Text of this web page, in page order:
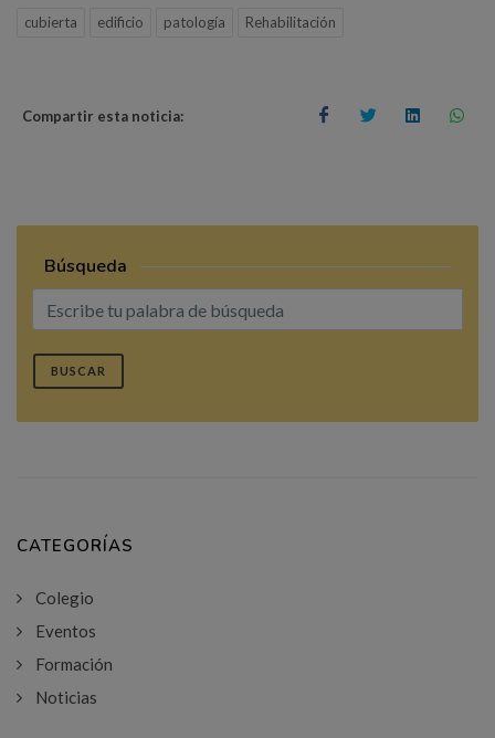
cubierta edificio patología Rehabilitación
Compartir esta noticia:
Búsqueda
BUSCAR
CATEGORÍAS
Colegio
Eventos
Formación
Noticias